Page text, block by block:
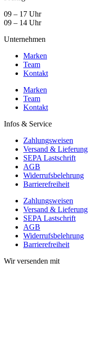
09 – 17 Uhr
09 – 14 Uhr
Unternehmen
Marken
Team
Kontakt
Marken
Team
Kontakt
Infos & Service
Zahlungsweisen
Versand & Lieferung
SEPA Lastschrift
AGB
Widerrufsbelehrung
Barrierefreiheit
Zahlungsweisen
Versand & Lieferung
SEPA Lastschrift
AGB
Widerrufsbelehrung
Barrierefreiheit
Wir versenden mit